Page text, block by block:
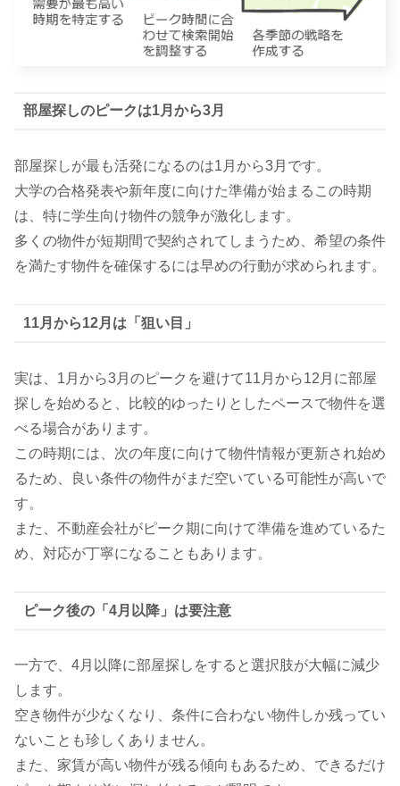
部屋探しのピークは1月から3月
部屋探しが最も活発になるのは1月から3月です。
大学の合格発表や新年度に向けた準備が始まるこの時期
は、特に学生向け物件の競争が激化します。
多くの物件が短期間で契約されてしまうため、希望の条件
を満たす物件を確保するには早めの行動が求められます。
11月から12月は「狙い目」
実は、1月から3月のピークを避けて11月から12月に部屋
探しを始めると、比較的ゆったりとしたペースで物件を選
べる場合があります。
この時期には、次の年度に向けて物件情報が更新され始め
るため、良い条件の物件がまだ空いている可能性が高いで
す。
また、不動産会社がピーク期に向けて準備を進めているた
め、対応が丁寧になることもあります。
ピーク後の「4月以降」は要注意
一方で、4月以降に部屋探しをすると選択肢が大幅に減少
します。
空き物件が少なくなり、条件に合わない物件しか残ってい
ないことも珍しくありません。
また、家賃が高い物件が残る傾向もあるため、できるだけ